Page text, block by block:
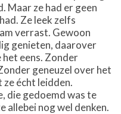
Maar ze had er geen
Ze leek zelfs
verrast. Gewoon
genieten, daarover
het eens. Zonder
geneuzel over het
ze écht leidden.
die gedoemd was te
allebei nog wel denken.